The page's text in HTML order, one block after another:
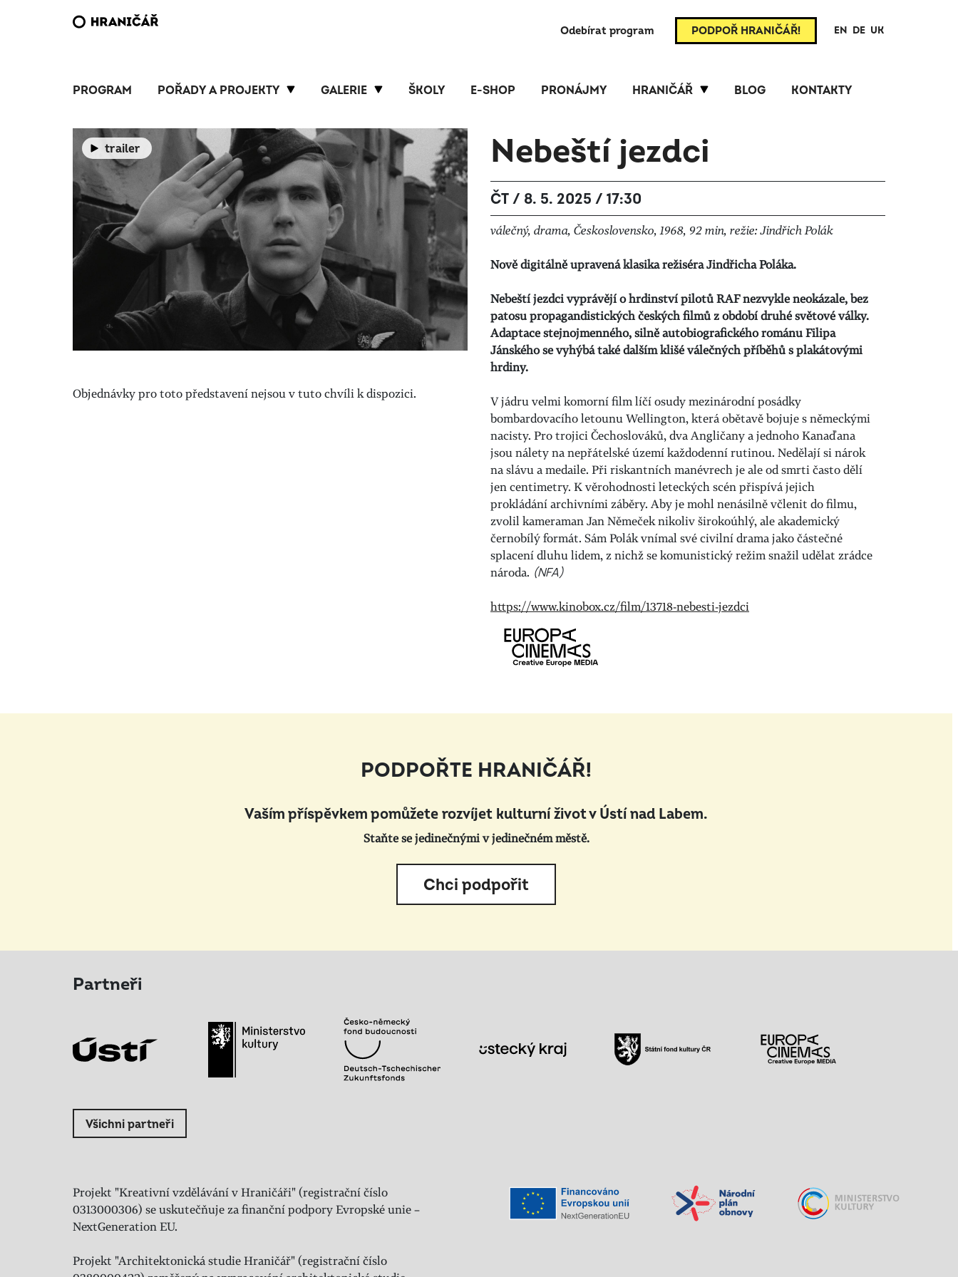
Odebírat program PODPOŘ HRANIČÁŘ! EN DE UK
PROGRAM POŘADY A PROJEKTY GALERIE ŠKOLY E-SHOP PRONÁJMY HRANIČÁŘ BLOG KONTAKTY
trailer Nebeští jezdci
ČT / 8. 5. 2025 / 17:30
válečný, drama, Československo, 1968, 92 min, režie: Jindřich Polák
Nově digitálně upravená klasika režiséra Jindřicha Poláka.
Nebeští jezdci vyprávějí o hrdinství pilotů RAF nezvykle neokázale, bez
patosu propagandistických českých filmů z období druhé světové války.
Adaptace stejnojmenného, silně autobiografického románu Filipa
Jánského se vyhýbá také dalším klišé válečných příběhů s plakátovými
hrdiny.
V jádru velmi komorní film líčí osudy mezinárodní posádky
bombardovacího letounu Wellington, která obětavě bojuje s německými
nacisty. Pro trojici Čechoslováků, dva Angličany a jednoho Kanaďana
jsou nálety na nepřátelské území každodenní rutinou. Nedělají si nárok
na slávu a medaile. Při riskantních manévrech je ale od smrti často dělí
jen centimetry. K věrohodnosti leteckých scén přispívá jejich
prokládání archivními záběry. Aby je mohl nenásilně včlenit do filmu,
zvolil kameraman Jan Němeček nikoliv širokoúhlý, ale akademický
černobílý formát. Sám Polák vnímal své civilní drama jako částečné
splacení dluhu lidem, z nichž se komunistický režim snažil udělat zrádce
národa. (NFA)
https://www.kinobox.cz/film/13718-nebesti-jezdci
Objednávky pro toto představení nejsou v tuto chvíli k dispozici.
PODPOŘTE HRANIČÁŘ!
Vaším příspěvkem pomůžete rozvíjet kulturní život v Ústí nad Labem.
Staňte se jedinečnými v jedinečném městě.
Chci podpořit
Partneři
Všichni partneři
Projekt "Kreativní vzdělávání v Hraničáři" (registrační číslo
0313000306) se uskutečňuje za finanční podpory Evropské unie –
NextGeneration EU.
Projekt "Architektonická studie Hraničář" (registrační číslo